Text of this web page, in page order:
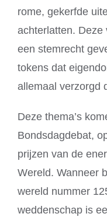
rome, gekerfde
achterlatten. Deze
een stemrecht
tokens dat
allemaal verzorgd
Deze thema’s
Bondsdagdebat,
prijzen van de
Wereld. Wanneer
wereld nummer
weddenschap is